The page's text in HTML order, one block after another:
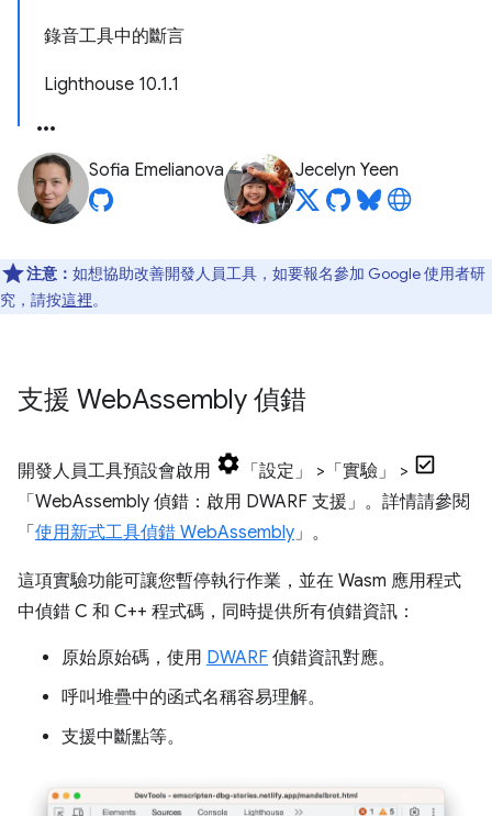
錄音工具中的斷言
Lighthouse 10.1.1
Sofia Emelianova Jecelyn Yeen
注意： 如想協助改善開發人員工具，如要報名參加 Google 使用者研
究，請按這裡。
支援 WebAssembly 偵錯
開發人員工具預設會啟用 「設定」 >「實驗」
>
「WebAssembly 偵錯：啟用 DWARF 支援」 。詳情請參閱
「 使用新式工具偵錯 WebAssembly」。
這項實驗功能可讓您暫停執行作業，並在 Wasm 應用程式
中偵錯 C 和 C++ 程式碼，同時提供所有偵錯資訊：
原始原始碼，使用 DWARF 偵錯資訊對應。
呼叫堆疊中的函式名稱容易理解。
支援中斷點等。